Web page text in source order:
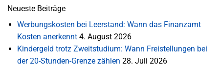
Neueste Beiträge
Werbungskosten bei Leerstand: Wann das Finanzamt
Kosten anerkennt 4. August 2026
Kindergeld trotz Zweitstudium: Wann Freistellungen bei
der 20-Stunden-Grenze zählen 28. Juli 2026